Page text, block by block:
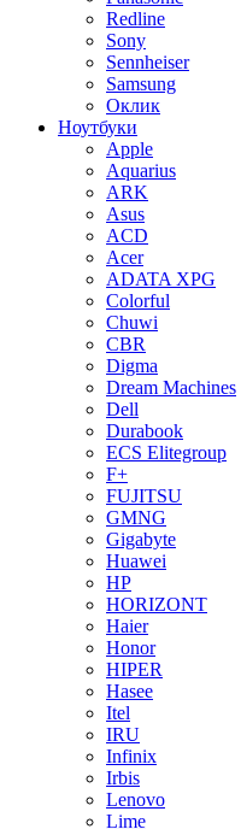
Redline
Sony
Sennheiser
Samsung
Оклик
Ноутбуки
Apple
Aquarius
ARK
Asus
ACD
Acer
ADATA XPG
Colorful
Chuwi
CBR
Digma
Dream Machines
Dell
Durabook
ECS Elitegroup
F+
FUJITSU
GMNG
Gigabyte
Huawei
HP
HORIZONT
Haier
Honor
HIPER
Hasee
Itel
IRU
Infinix
Irbis
Lenovo
Lime